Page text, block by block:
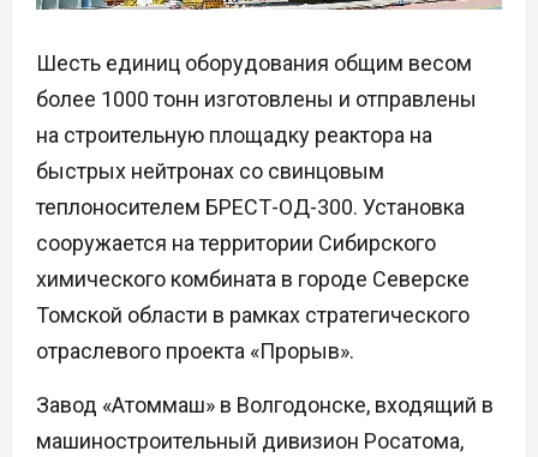
Шесть единиц оборудования общим весом
более 1000 тонн изготовлены и отправлены
на строительную площадку реактора на
быстрых нейтронах со свинцовым
теплоносителем БРЕСТ-ОД-300. Установка
сооружается на территории Сибирского
химического комбината в городе Северске
Томской области в рамках стратегического
отраслевого проекта «Прорыв».
Завод «Атоммаш» в Волгодонске, входящий в
машиностроительный дивизион Росатома,